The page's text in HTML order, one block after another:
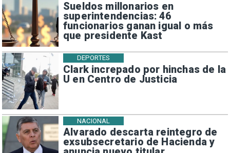
Sueldos millonarios en
superintendencias: 46
funcionarios ganan igual o más
que presidente Kast
Clark increpado por hinchas de la
U en Centro de Justicia
DEPORTES
Alvarado descarta reintegro de
exsubsecretario de Hacienda y
NACIONAL